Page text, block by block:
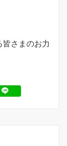
さまのお力